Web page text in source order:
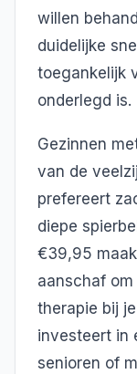
willen
duidelijke
toegankelijk
onderlegd is.
Gezinnen
van de
prefereert
diepe
€39,95
aanschaf
therapie bij
investeert in
senioren of